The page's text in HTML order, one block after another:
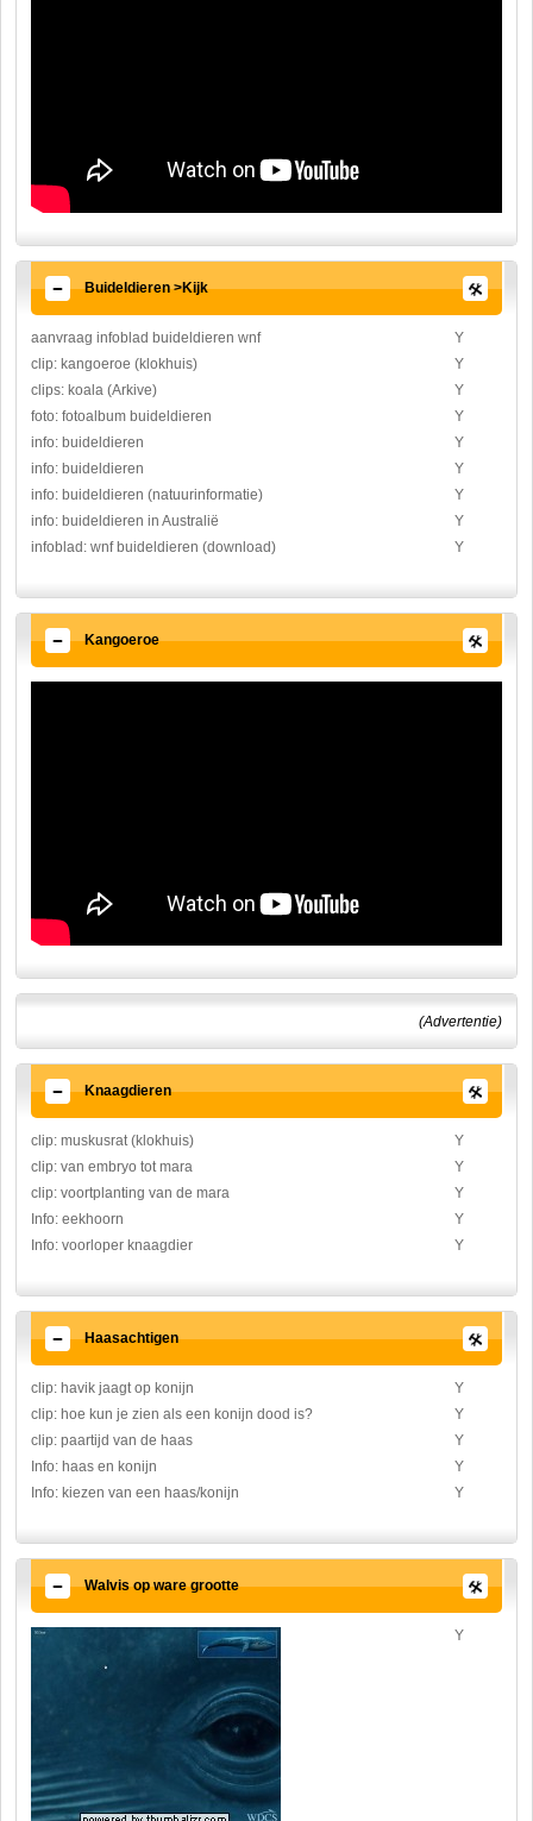
Buideldieren >Kijk
aanvraag infoblad buideldieren wnf
Y
clip: kangoeroe (klokhuis)
Y
clips: koala (Arkive)
Y
foto: fotoalbum buideldieren
Y
info: buideldieren
Y
info: buideldieren
Y
info: buideldieren (natuurinformatie)
Y
info: buideldieren in Australië
Y
infoblad: wnf buideldieren (download)
Y
Kangoeroe
(Advertentie)
Knaagdieren
clip: muskusrat (klokhuis)
Y
clip: van embryo tot mara
Y
clip: voortplanting van de mara
Y
Info: eekhoorn
Y
Info: voorloper knaagdier
Y
Haasachtigen
clip: havik jaagt op konijn
Y
clip: hoe kun je zien als een konijn dood is?
Y
clip: paartijd van de haas
Y
Info: haas en konijn
Y
Info: kiezen van een haas/konijn
Y
Walvis op ware grootte
Y